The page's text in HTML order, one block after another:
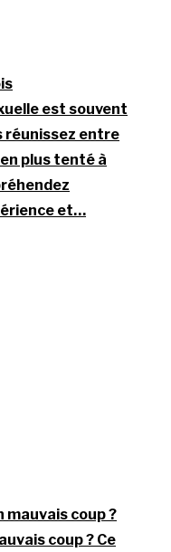
est souvent
réunissez entre
plus tenté à
et…
mauvais coup ?
coup ? Ce